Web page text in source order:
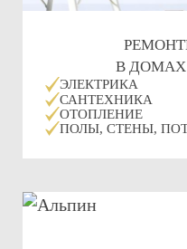
В ДОМАХ
ЭЛЕКТРИКА
САНТЕХНИКА
ОТОПЛЕНИЕ
ПОЛЫ, СТЕНЫ,